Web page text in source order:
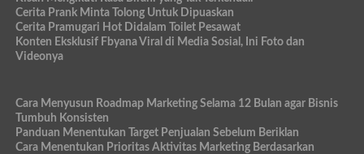
Cerita Prank Minta Tolong Untuk Dipuaskan
Cerita Pramugari Hot Didalam Toilet Pesawat
Konten Eksklusif Fbyana Viral di Media Sosial, Ini Foto dan
Videonya
Cara Menyusun Roadmap Marketing Selama 12 Bulan agar Bisnis
Tumbuh Konsisten
Panduan Menentukan Target Penjualan Sebelum Beriklan
Cara Menentukan Prioritas Aktivitas Marketing Berdasarkan